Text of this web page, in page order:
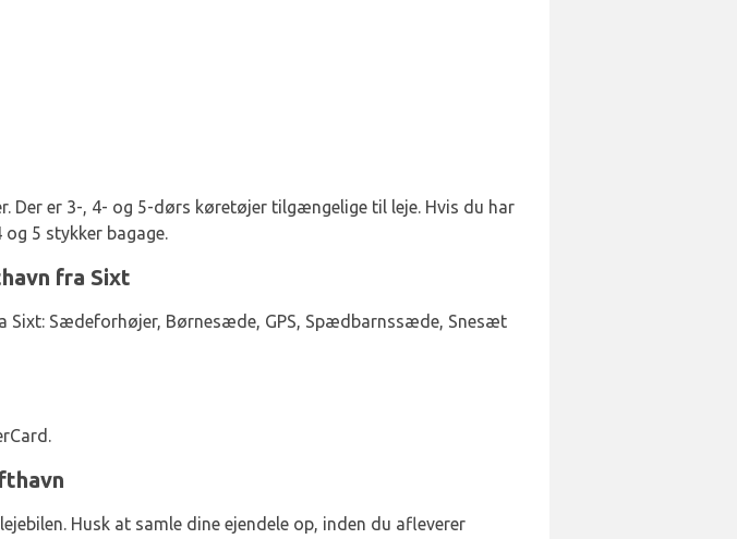
Der er 3-, 4- og 5-dørs køretøjer tilgængelige til leje. Hvis du har
5 stykker bagage.
fra Sixt
Sixt: Sædeforhøjer, Børnesæde, GPS, Spædbarnssæde, Snesæt
Husk at samle dine ejendele op, inden du afleverer